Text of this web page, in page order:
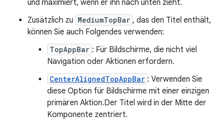
und maximiert, wenn er ihn nach unten zieht.
Zusätzlich zu MediumTopBar , das den Titel enthält,
können Sie auch Folgendes verwenden:
TopAppBar : Für Bildschirme, die nicht viel
Navigation oder Aktionen erfordern.
CenterAlignedTopAppBar : Verwenden Sie
diese Option für Bildschirme mit einer einzigen
primären Aktion.Der Titel wird in der Mitte der
Komponente zentriert.